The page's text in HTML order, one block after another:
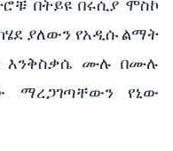
በትይዩ በሩሲያ ሞስኮ
ያለውን የአዲሱ ልማት
እንቅስቃሴ ሙሉ በሙሉ
ማረጋገጣቸውን የኒው